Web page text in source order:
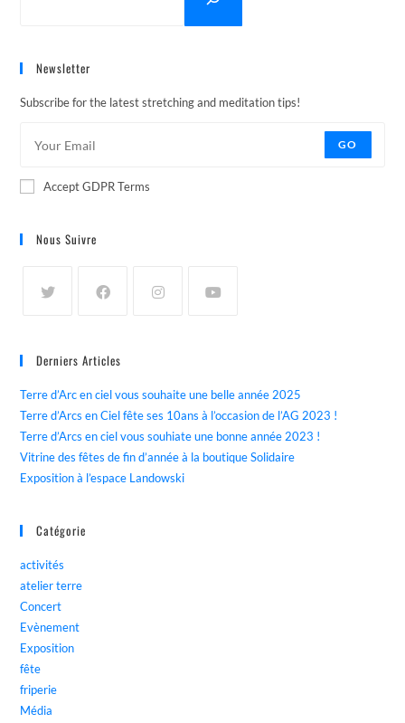
Newsletter
Subscribe for the latest stretching and meditation tips!
GO
Accept GDPR Terms
Nous Suivre
Derniers Articles
Terre d’Arc en ciel vous souhaite une belle année 2025
Terre d’Arcs en Ciel fête ses 10ans à l’occasion de l’AG 2023 !
Terre d’Arcs en ciel vous souhiate une bonne année 2023 !
Vitrine des fêtes de fin d’année à la boutique Solidaire
Exposition à l’espace Landowski
Catégorie
activités
atelier terre
Concert
Evènement
Exposition
fête
friperie
Média